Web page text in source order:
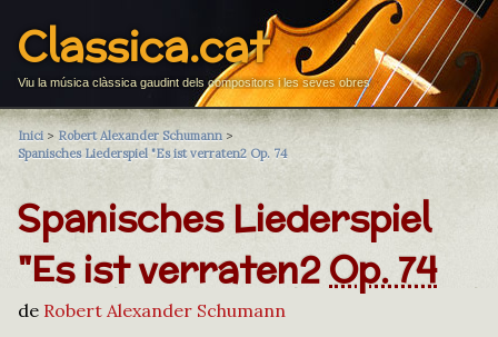
Classica.cat
Viu la música clàssica gaudint dels compositors i les seves obres
Inici > Robert Alexander Schumann >
Spanisches Liederspiel "Es ist verraten2 Op. 74
Spanisches Liederspiel
"Es ist verraten2Op. 74
de Robert Alexander Schumann